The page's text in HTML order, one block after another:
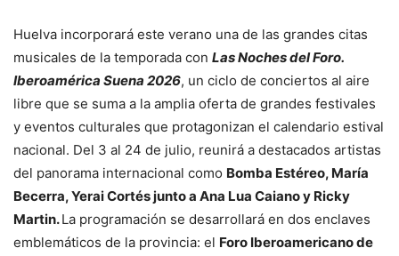
Huelva incorporará este verano una de las grandes citas
musicales de la temporada con Las Noches del Foro.
Iberoamérica Suena 2026, un ciclo de conciertos al aire
libre que se suma a la amplia oferta de grandes festivales
y eventos culturales que protagonizan el calendario estival
nacional. Del 3 al 24 de julio, reunirá a destacados artistas
del panorama internacional como Bomba Estéreo, María
Becerra, Yerai Cortés junto a Ana Lua Caiano y Ricky
Martin.La programación se desarrollará en dos enclaves
emblemáticos de la provincia: el Foro Iberoamericano de